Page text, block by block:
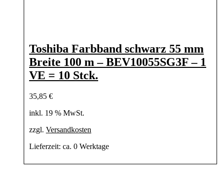
Toshiba Farbband schwarz 55 mm
Breite 100 m – BEV10055SG3F – 1
VE = 10 Stck.
35,85 €
inkl. 19 % MwSt.
zzgl. Versandkosten
Lieferzeit: ca. 0 Werktage